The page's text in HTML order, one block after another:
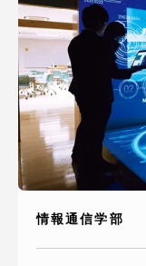
情報通信学部